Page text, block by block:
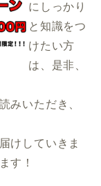
にしっかり
と知識をつ
けたい方
は、是非、
みいただき、
けしていきま
す！